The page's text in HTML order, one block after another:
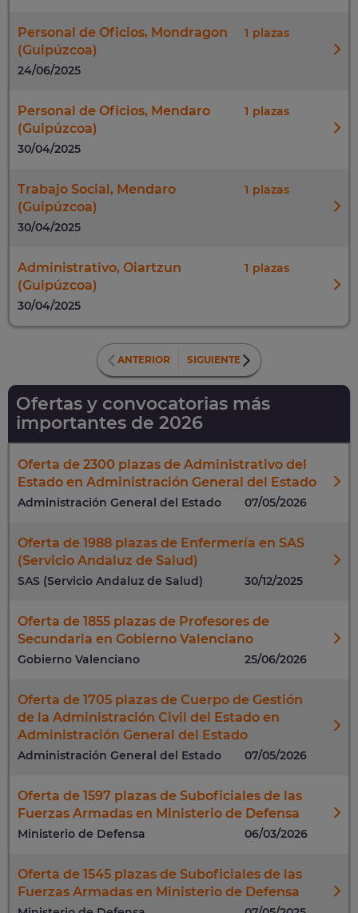
Personal de Oficios, Mondragon
(Guipúzcoa)
1
24/06/2025
Personal de Oficios, Mendaro
(Guipúzcoa)
1
30/04/2025
Trabajo Social, Mendaro
(Guipúzcoa)
1
30/04/2025
Administrativo, Oiartzun
(Guipúzcoa)
1
30/04/2025
ANTERIOR SIGUIENTE
Ofertas y convocatorias más
importantes de 2026
Oferta de 2300 plazas de Administrativo del
Estado en Administración General del Estado
Administración General del Estado 07/05/2026
Oferta de 1988 plazas de Enfermería en SAS
(Servicio Andaluz de Salud)
SAS (Servicio Andaluz de Salud) 30/12/2025
Oferta de 1855 plazas de Profesores de
Secundaria en Gobierno Valenciano
Gobierno Valenciano 25/06/2026
Oferta de 1705 plazas de Cuerpo de Gestión
de la Administración Civil del Estado en
Administración General del Estado
Administración General del Estado 07/05/2026
Oferta de 1597 plazas de Suboficiales de las
Fuerzas Armadas en Ministerio de Defensa
Ministerio de Defensa 06/03/2026
Oferta de 1545 plazas de Suboficiales de las
Fuerzas Armadas en Ministerio de Defensa